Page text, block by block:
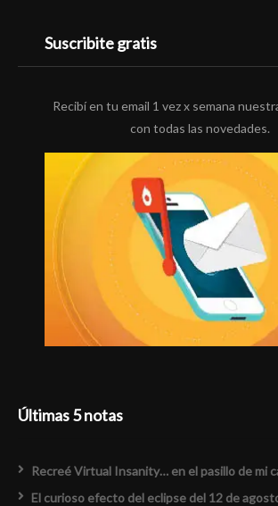
Suscribite gratis
Recibí en tu email 1 vez x semana
con todas las novedades.
Últimas 5 notas
Recreé Virtual Insanity… en el pasillo de mi
El curioso efecto del eclipse del 12 de